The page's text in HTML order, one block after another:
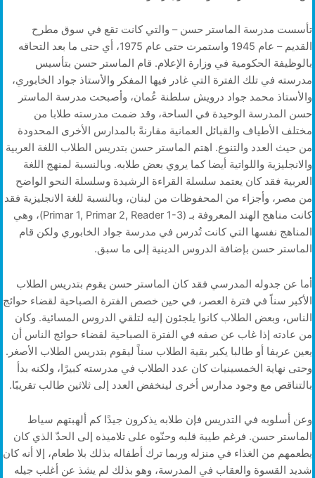
تأسست مدرسة الماستر حسن – والتي كانت تقع في سوق مطرح
القديم – عام 1945 واستمرت حتى عام 1975، أي حتى ما بعد التحاقه
بالوظيفة الحكومية في وزارة الإعلام. قام الماستر حسن بتأسيس
مدرسته في تلك الفترة التي غادر فيها المفكر والأستاذ جواد الخابوري،
والأستاذ محمد جواد درويش سلطنة عُمان، وأصبحت مدرسة الماستر
حسن المدرسة الوحيدة في الساحة، وقد ضمت مدرسته طلابا من
مختلف الأطياف والقبائل العمانية مقارنةً بالمدارس الأخرى المحدودة
من حيث العدد والتنوع. اهتم الماستر حسن بتدريس الطلاب اللغة العربية
والانجليزية واللواتية أيضا كما يروي بعض طلابه. وبالنسبة لمنهج اللغة
العربية فقد كان يعتمد سلسلة القراءة الرشيدة وسلسلة النحو الواضح
من مصر، وأجزاء من المحفوظات من لبنان، وبالنسبة للغة الانجليزية فقد
كانت مناهج الهند المعروفة بـ (Primar 1, Primar 2, Reader 1-3)، وهي
المناهج نفسها التي كانت تُدرس في مدرسة جواد الخابوري ولكن قام
الماستر حسن بإضافة الدروس الدينية إلى ما سبق.
أما عن جدوله المدرسي فقد كان الماستر حسن يقوم بتدريس الطلاب
الأكبر سناً في فترة العصر، في حين خصص الفترة الصباحية لقضاء حوائج
الناس، وبعض الطلاب كانوا يلجئون إليه لتلقي الدروس المسائية. وكان
من عادته إذا غاب عن صفه في الفترة الصباحية لقضاء حوائج الناس أن
يعين عريفا أو طالبا يكبر بقية الطلاب سناً ليقوم بتدريس الطلاب الأصغر.
وحتى نهاية الخمسينيات كان عدد الطلاب في مدرسته كبيرًا، ولكنه بدأ
بالتناقص مع وجود مدارس أخرى لينخفض العدد إلى ثلاثين طالب تقريبًا.
وعن أسلوبه في التدريس فإن طلابه يذكرون جيدًا كم ألهبتهم سياط
الماستر حسن. فرغم طيبة قلبه وحنّوه على تلاميذه إلى الحدّ الذي كان
يطعمهم من الغذاء في منزله وربما ترك أطفاله بذلك بلا طعام، إلا أنه كان
شديد القسوة والعقاب في المدرسة، وهو بذلك لم يشذ عن أغلب جيله